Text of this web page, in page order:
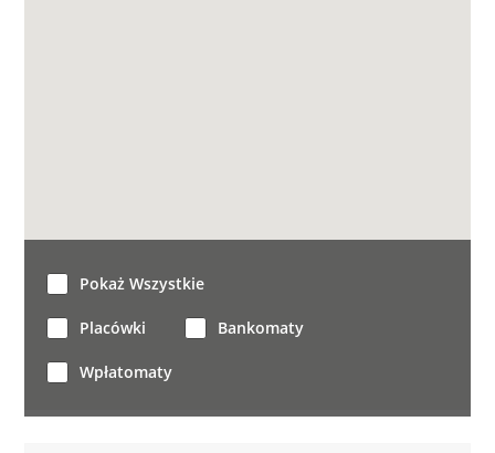
Pokaż Wszystkie
Placówki Bankomaty
Wpłatomaty